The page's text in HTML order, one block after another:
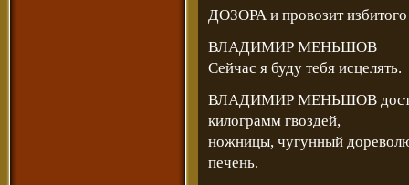
ДОЗОРА и провозит
ВЛАДИМИР МЕНЬШОВ
Сейчас я буду тебя исцелять.
ВЛАДИМИР МЕНЬШОВ
килограмм гвоздей,
ножницы, чугунный
печень.